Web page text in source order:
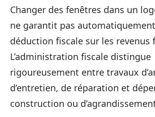
Changer des fenêtres dans un
ne garantit pas
déduction fiscale sur les revenus
L’administration fiscale distingue
rigoureusement entre travaux
d’entretien, de réparation et
construction ou